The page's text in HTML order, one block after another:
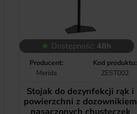
Dostępność: 48h
Producent:
Merida
Kod produktu:
ZEST002
Stojak do dezynfekcji rąk i
powierzchni z dozownikiem
nasączonych chusteczek